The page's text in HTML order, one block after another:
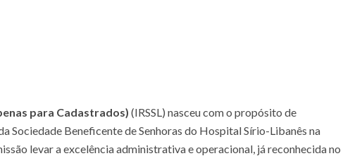
para Cadastrados) (IRSSL) nasceu com o propósito de
Sociedade Beneficente de Senhoras do Hospital Sírio-Libanês na
levar a excelência administrativa e operacional, já reconhecida no